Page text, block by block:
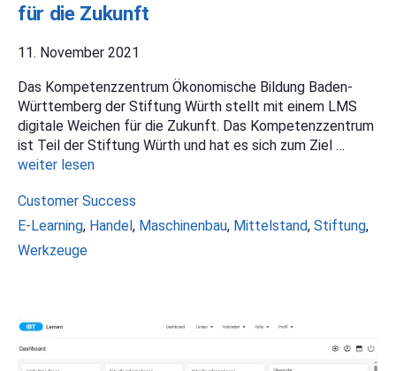
für die Zukunft
11. November 2021
Das Kompetenzzentrum Ökonomische Bildung Baden-
Württemberg der Stiftung Würth stellt mit einem LMS
digitale Weichen für die Zukunft. Das Kompetenzzentrum
ist Teil der Stiftung Würth und hat es sich zum Ziel …
weiter lesen
Kategorien
Customer Success
Schlagwörter
E-Learning, Handel , Maschinenbau, Mittelstand, Stiftung,
Werkzeuge